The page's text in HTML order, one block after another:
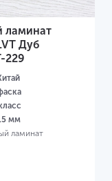
ламинат
Дуб
229
мм
ламинат